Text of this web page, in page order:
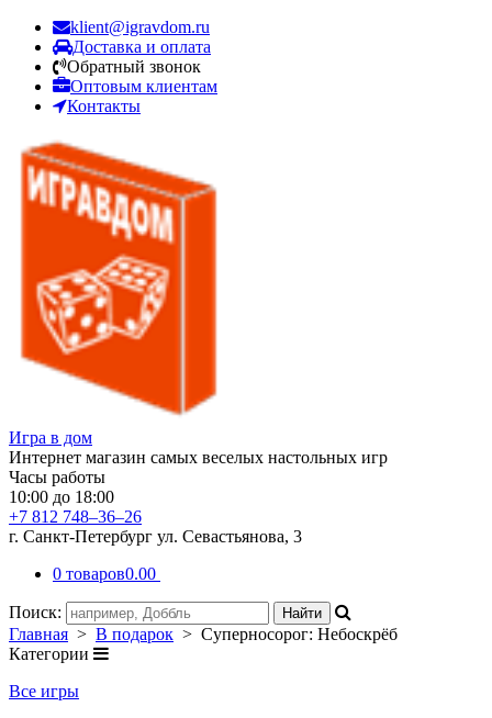
klient@igravdom.ru
Доставка и оплата
Обратный звонок
Оптовым клиентам
Контакты
Игра в дом
Интернет магазин самых веселых настольных игр
Часы работы
10:00 до 18:00
+7 812 748–36–26
г. Санкт-Петербург ул. Севастьянова, 3
0 товаров0.00
Поиск:
Главная > В подарок > Суперносорог: Небоскрёб
Категории
Все игры